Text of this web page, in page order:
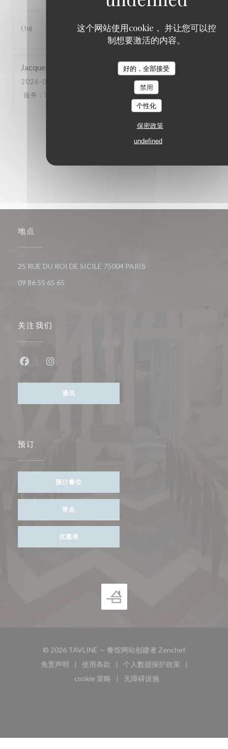
这个网站使用cookie， 并让您可以控
制想要激活的内容。
好的，全部接受
禁用
个性化
保密政策
undefined
Oui
Jacqueline
2026-07-18
服务 : 5 质价比: 5/5
3
地点
25 RUE DU ROI DE SICILE 75004 PARIS
09 86 55 65 65
关注我们
通讯
预订
预订餐位
带走
优惠券
© 2026 TAVLINE — 餐馆网站创建者 Zenchef((在新窗口中
免责声明
((在新窗口中打开))
使用条款
((在新窗口中打开))
个人数据保护政策
((在新窗口中打开))
cookie 策略
((在新窗口中打开))
无障碍设施
((在新窗口中打开))